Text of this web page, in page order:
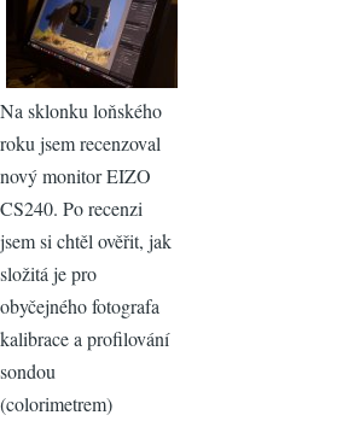
Na sklonku loňského
roku jsem recenzoval
nový monitor EIZO
CS240. Po recenzi
jsem si chtěl ověřit, jak
složitá je pro
obyčejného fotografa
kalibrace a profilování
sondou
(colorimetrem)